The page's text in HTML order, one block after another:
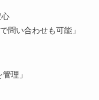
心
問い合わせも可能」
理」